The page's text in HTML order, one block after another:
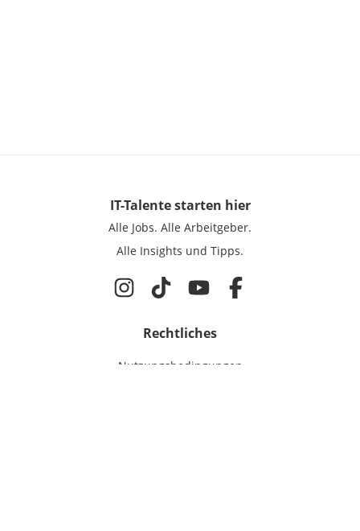
IT-Talentestarten hier
Alle Jobs. Alle Arbeitgeber.
Alle Insights und Tipps.
Rechtliches
Nutzungsbedingungen